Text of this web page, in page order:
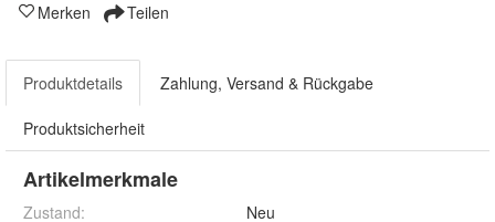
Merken Teilen
Produktdetails Zahlung, Versand & Rückgabe
Produktsicherheit
Artikelmerkmale
Zustand:
Neu